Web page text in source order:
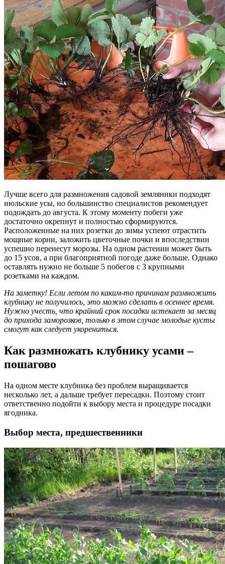
Лучше всего для размножения садовой земляники подходят
июльские усы, но большинство специалистов рекомендует
подождать до августа. К этому моменту побеги уже
достаточно окрепнут и полностью сформируются.
Расположенные на них розетки до зимы успеют отрастить
мощные корни, заложить цветочные почки и впоследствии
успешно перенесут морозы. На одном растении может быть
до 15 усов, а при благоприятной погоде даже больше. Однако
оставлять нужно не больше 5 побегов с 3 крупными
розетками на каждом.
На заметку! Если летом по каким-то причинам размножить
клубнику не получилось, это можно сделать в осеннее время.
Нужно учесть, что крайний срок посадки истекает за месяц
до прихода заморозков, только в этом случае молодые кусты
смогут как следует укорениться.
Как размножать клубнику усами –
пошагово
На одном месте клубника без проблем выращивается
несколько лет, а дальше требует пересадки. Поэтому стоит
ответственно подойти к выбору места и процедуре посадки
ягодника.
Выбор места, предшественники